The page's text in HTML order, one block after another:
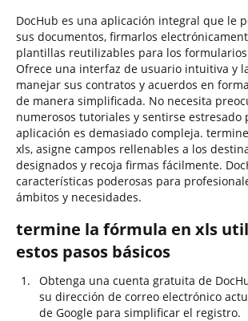
DocHub es una aplicación integral que le
sus documentos, firmarlos
plantillas reutilizables para los
Ofrece una interfaz de usuario intuitiva y
manejar sus contratos y acuerdos en
de manera simplificada. No necesita
numerosos tutoriales y sentirse estresado
aplicación es demasiado compleja.
xls, asigne campos rellenables a los
designados y recoja firmas fácilmente.
características poderosas para
ámbitos y necesidades.
termine la fórmula en xls
estos pasos básicos
Obtenga una cuenta gratuita de
su dirección de correo electrónico
de Google para simplificar el registro.